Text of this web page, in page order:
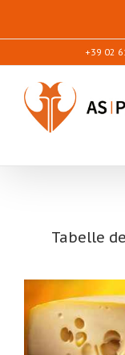
content
+39 02
Tabelle